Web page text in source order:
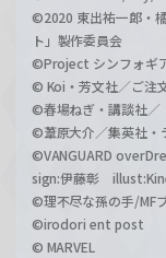
©2020 東出祐一郎・
ト」製作委員会
©Project シンフォギ
© Koi・芳文社／ご注
©春場ねぎ・講談社／
©葦原大介／集英社・
©VANGUARD
sign:伊藤彰
©理不尽な孫の手/MF
©irodori ent post
© MARVEL